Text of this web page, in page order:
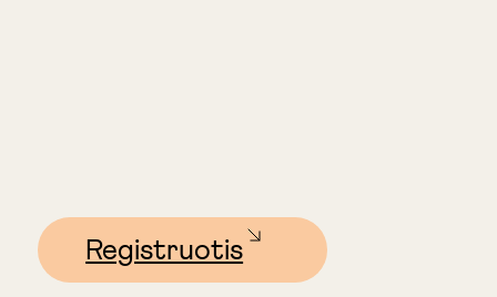
Registruotis